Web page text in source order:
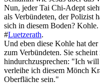
Nun, jeder Tai Chi-Adept
als Verbündeten, der Polizist
sich in diesem Boden?
#Luetzerath.
Und eben diese Kohle hat
zum Verbündeten. Sie
hindurchzusprechen: "Ich
verleihe ich diesem Mönch
Oberfläche sein."